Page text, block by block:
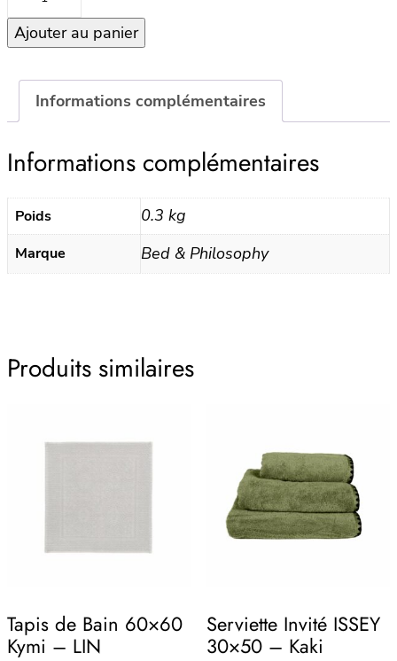
Serviette
PHILO
1
Ciment
Ajouter au panier
Informations complémentaires
Informations complémentaires
Poids 0.3 kg
Marque Bed & Philosophy
Produits similaires
Tapis de Bain 60×60
Kymi – LIN
Serviette Invité ISSEY
30×50 – Kaki